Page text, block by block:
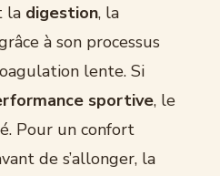
la digestion, la
à son processus
lente. Si
sportive, le
Pour un confort
de s’allonger, la